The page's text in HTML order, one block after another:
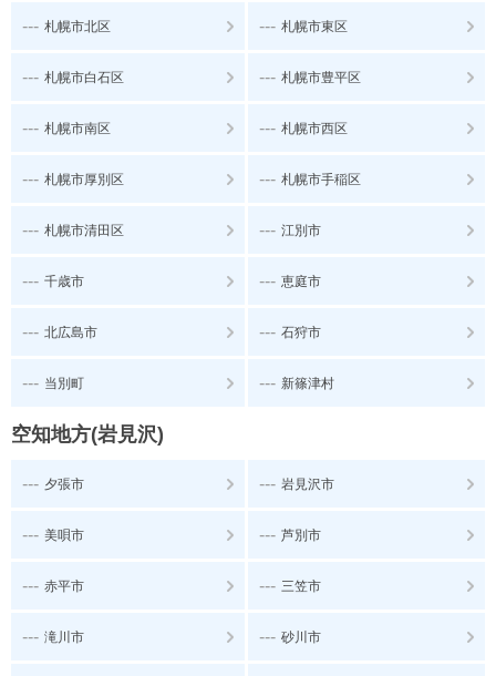
--- 札幌市北区 --- 札幌市東区
--- 札幌市白石区 --- 札幌市豊平区
--- 札幌市南区 --- 札幌市西区
--- 札幌市厚別区 --- 札幌市手稲区
--- 札幌市清田区 --- 江別市
--- 千歳市 --- 恵庭市
--- 北広島市 --- 石狩市
--- 当別町 --- 新篠津村
空知地方(岩見沢)
--- 夕張市 --- 岩見沢市
--- 美唄市 --- 芦別市
--- 赤平市 --- 三笠市
--- 滝川市 --- 砂川市